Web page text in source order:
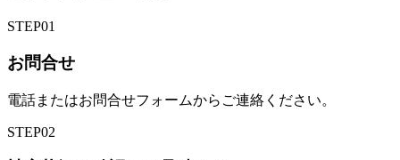
STEP01
お問合せ
電話またはお問合せフォームからご連絡ください。
STEP02